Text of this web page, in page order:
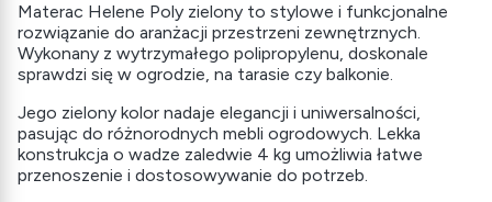
Materac Helene Poly zielony to stylowe i funkcjonalne
rozwiązanie do aranżacji przestrzeni zewnętrznych.
Wykonany z wytrzymałego polipropylenu, doskonale
sprawdzi się w ogrodzie, na tarasie czy balkonie.
Jego zielony kolor nadaje elegancji i uniwersalności,
pasując do różnorodnych mebli ogrodowych. Lekka
konstrukcja o wadze zaledwie 4 kg umożliwia łatwe
przenoszenie i dostosowywanie do potrzeb.